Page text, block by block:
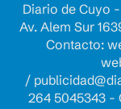
Diario de Cuyo
Av. Alem Sur
Contacto:
/
264 5045343 -